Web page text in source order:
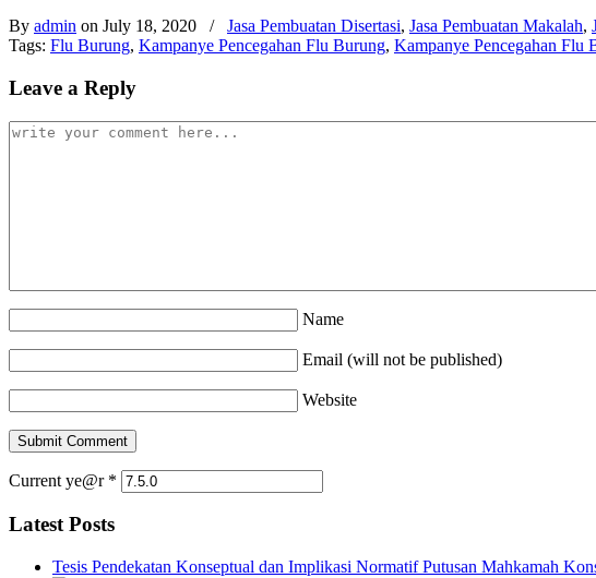
By admin on July 18, 2020 / Jasa Pembuatan Disertasi, Jasa Pembuatan Makalah,
Tags: Flu Burung, Kampanye Pencegahan Flu Burung, Kampanye Pencegahan
Leave a Reply
Name
Email (will not be published)
Website
Current ye@r *
Latest Posts
Tesis Pendekatan Konseptual dan Implikasi Normatif Putusan Mahkamah